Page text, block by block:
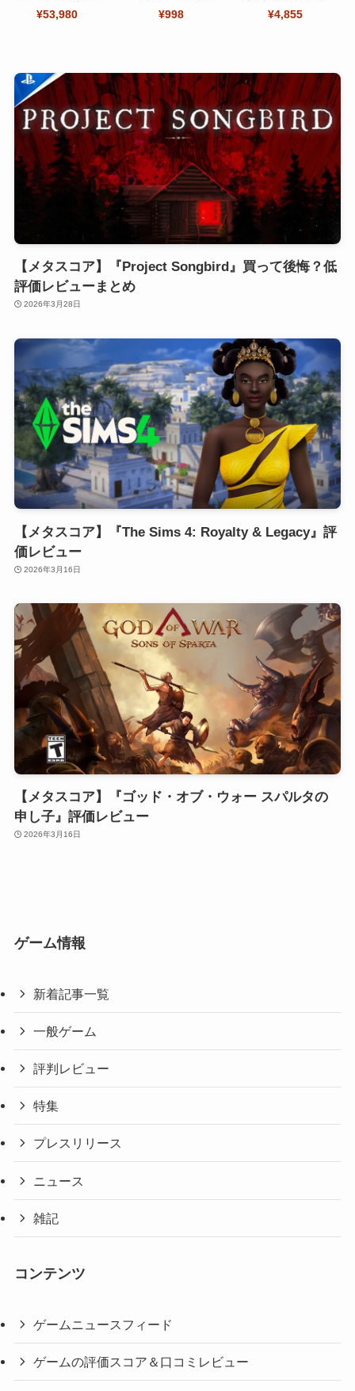
ット
¥53,980
ット 日本旭硝子製-高
¥998 ¥4,855
【メタスコア】『Project Songbird』買って後悔？低
評価レビューまとめ
2026年3月28日
【メタスコア】『The Sims 4: Royalty & Legacy』評
価レビュー
2026年3月16日
【メタスコア】『ゴッド・オブ・ウォー スパルタの
申し子』評価レビュー
2026年3月16日
ゲーム情報
新着記事一覧
一般ゲーム
評判レビュー
特集
プレスリリース
ニュース
雑記
コンテンツ
ゲームニュースフィード
ゲームの評価スコア＆口コミレビュー